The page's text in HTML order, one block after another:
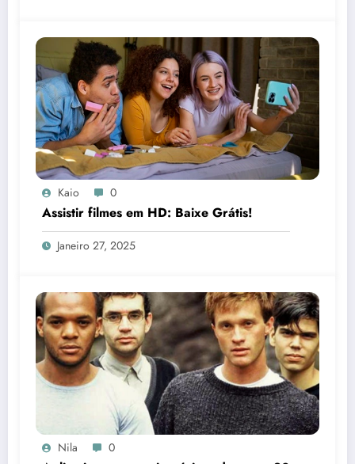
Kaio 0
Assistir filmes em HD: Baixe Grátis!
Janeiro 27, 2025
Nila 0